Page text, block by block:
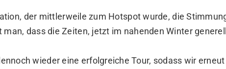
der mittlerweile zum Hotspot wurde, die
dass die Zeiten, jetzt im nahenden Winter generell
wieder eine erfolgreiche Tour, sodass wir erneut